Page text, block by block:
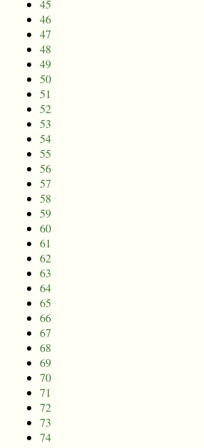
45
46
47
48
49
50
51
52
53
54
55
56
57
58
59
60
61
62
63
64
65
66
67
68
69
70
71
72
73
74